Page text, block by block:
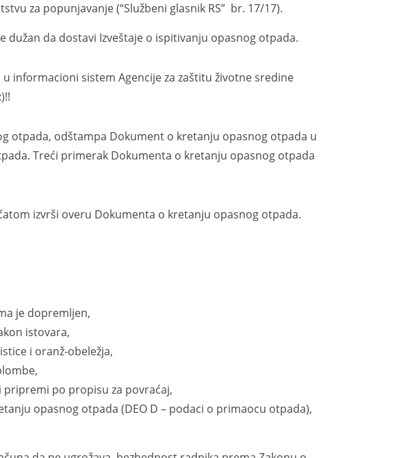
za popunjavanje (“Službeni glasnik RS” br. 17/17).
da dostavi Izveštaje o ispitivanju opasnog otpada.
informacioni sistem Agencije za zaštitu životne sredine
)!!
odštampa Dokument o kretanju opasnog otpada u
Treći primerak Dokumenta o kretanju opasnog otpada
izvrši overu Dokumenta o kretanju opasnog otpada.
je dopremljen,
istovara,
i oranž-obeležja,
pripremi po propisu za povraćaj,
opasnog otpada (DEO D – podaci o primaocu otpada),